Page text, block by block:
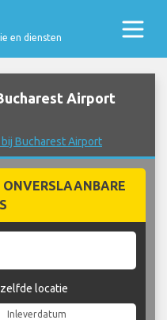
en diensten
Airport
Bucharest Airport
ONVERSLAANBARE
locatie
Inleverdatum